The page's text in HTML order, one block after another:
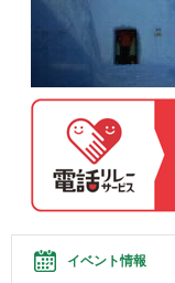
イベント情報